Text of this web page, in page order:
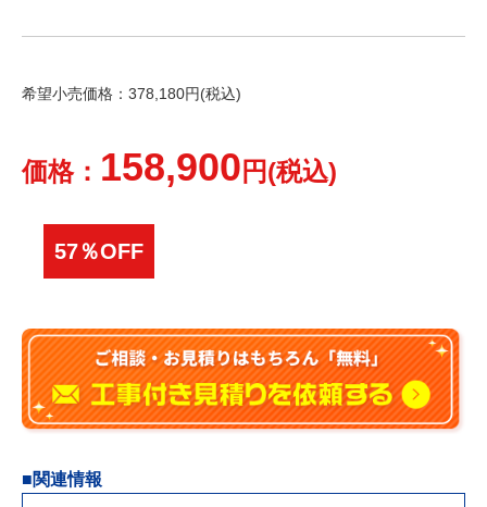
希望小売価格：378,180円(税込)
価格： 158,900 円(税込)
57％OFF
■関連情報